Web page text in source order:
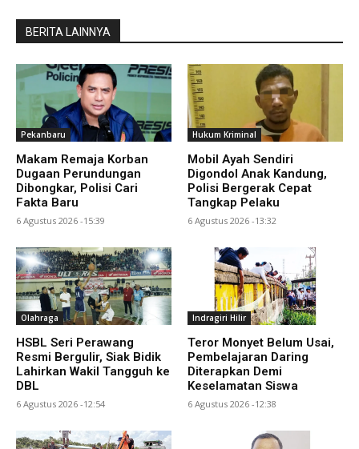
BERITA LAINNYA
Pekanbaru
Makam Remaja Korban
Dugaan Perundungan
Dibongkar, Polisi Cari
Fakta Baru
6 Agustus 2026 -15:39
Hukum Kriminal
Mobil Ayah Sendiri
Digondol Anak Kandung,
Polisi Bergerak Cepat
Tangkap Pelaku
6 Agustus 2026 -13:32
Olahraga
HSBL Seri Perawang
Resmi Bergulir, Siak Bidik
Lahirkan Wakil Tangguh ke
DBL
6 Agustus 2026 -12:54
Indragiri Hilir
Teror Monyet Belum Usai,
Pembelajaran Daring
Diterapkan Demi
Keselamatan Siswa
6 Agustus 2026 -12:38